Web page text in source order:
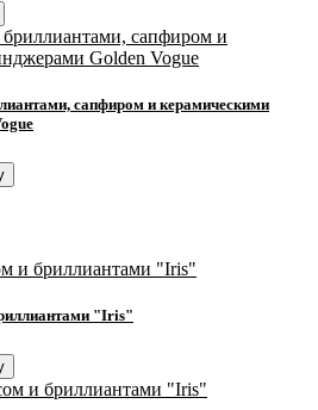
сапфиром и керамическими
"Iris"